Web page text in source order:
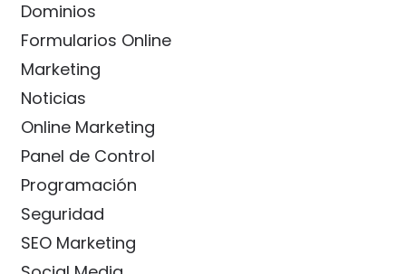
Dominios
Formularios Online
Marketing
Noticias
Online Marketing
Panel de Control
Programación
Seguridad
SEO Marketing